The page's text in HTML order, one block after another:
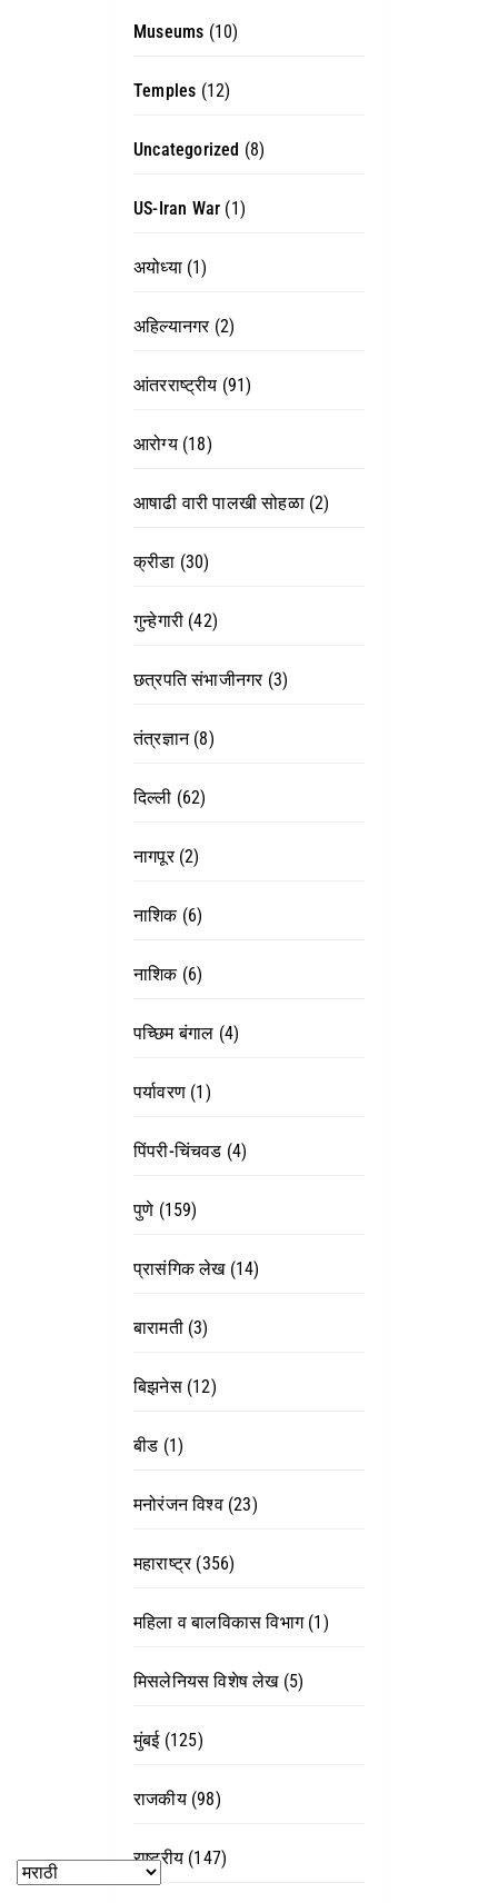
Museums (10)
Temples (12)
Uncategorized (8)
US-Iran War (1)
अयोध्या(1)
अहिल्यानगर(2)
आंतरराष्ट्रीय (91)
आरोग्य(18)
आषाढी वारी पालखी सोहळा(2)
क्रीडा (30)
गुन्हेगारी (42)
छत्रपति संभाजीनगर(3)
तंत्रज्ञान(8)
दिल्ली (62)
नागपूर(2)
नाशिक(6)
नाशिक(6)
पच्छिम बंगाल (4)
पर्यावरण (1)
पिंपरी-चिंचवड (4)
पुणे (159)
प्रासंगिक लेख(14)
बारामती(3)
बिझनेस(12)
बीड (1)
मनोरंजन विश्व(23)
महाराष्ट्र(356)
महिला व बालविकास विभाग(1)
मिसलेनियस विशेष लेख(5)
मुंबई(125)
राजकीय(98)
राष्ट्रीय (147)